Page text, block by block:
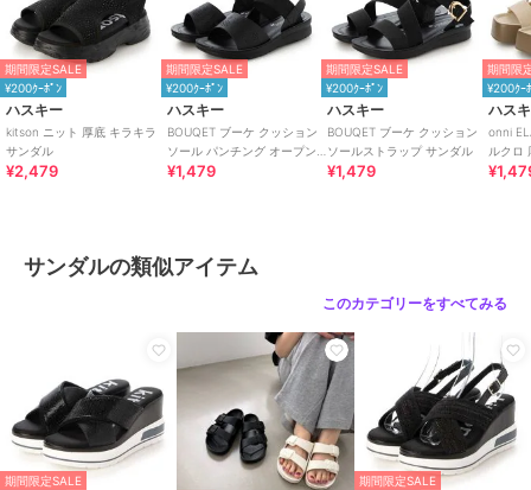
カラー
BEIGE、GRAY、BL/BL、LAVEN
DER
サイズ 4サイズ展開
素材
アッパー/ナイロン、アウトソー
ル/EVA
商品のお取り扱い方法
期間限定SALE
¥200ｸｰﾎﾟﾝ
ハスキー
kitson ニット 厚底 キラキラ
サンダル
¥2,479
期間限定SALE
¥200ｸｰﾎﾟﾝ
ハスキー
BOUQET ブーケ クッション
ソール パンチング オープン
トゥ サンダル
¥1,479
期間限定SALE
¥200ｸｰﾎﾟﾝ
ハスキー
BOUQET ブーケ クッション
ソールストラップ サンダル
¥1,479
期間限
¥200ｸｰ
ハス
onni
ルクロ
ム サン
サンダルの類似アイテム
このカテゴリーをすべてみる
期間限定SALE
期間限定SALE